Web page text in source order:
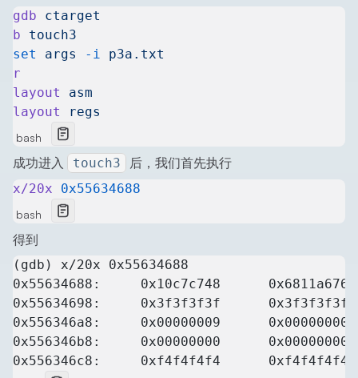
gdb ctarget
b touch3
set
args -i
p3a.txt
r
layout
asm
layout
regs
bash
成功进入 touch3 后，我们首先执行
x/20x 0x55634688
bash
得到
(gdb) x/20x 0x55634688
0x55634688:     0x10c7c748
0x55634698:     0x3f3f3f3f      0x3f3f3f3f
0x556346a8:     0x00000009
0x556346b8:     0x00000000
0x556346c8:     0xf4f4f4f4